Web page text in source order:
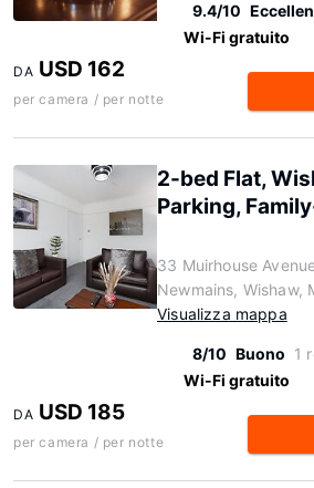
9.4/10
Wi-Fi gratuito
DA USD 162
per camera / per notte
2-bed Flat,
Parking,
33 Muirhouse
Newmains, Wishaw,
Visualizza mappa
8/10 Buono 1
Wi-Fi gratuito
DA USD 185
per camera / per notte